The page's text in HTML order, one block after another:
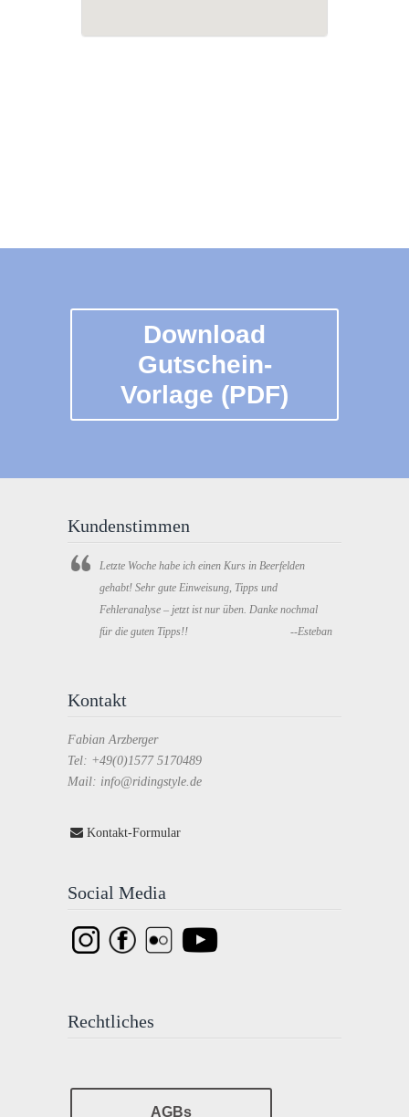
Download
Gutschein-
Vorlage (PDF)
Kundenstimmen
Letzte Woche habe ich einen Kurs in Beerfelden
gehabt! Sehr gute Einweisung, Tipps und
Fehleranalyse – jetzt ist nur üben. Danke nochmal
für die guten Tipps!!
--Esteban
Kontakt
Fabian Arzberger
Tel: +49(0)1577 5170489
Mail: info@ridingstyle.de
Kontakt-Formular
Social Media
Rechtliches
AGBs